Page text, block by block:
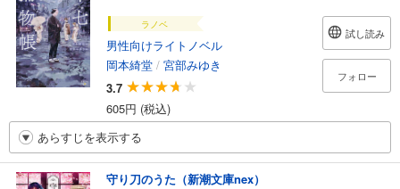
ラノベ
男性向けライトノベル
岡本綺堂 / 宮部みゆき
3.7
605円 (税込)
試し読み
フォロー
あらすじを表示する
守り刀のうた（新潮文庫nex）